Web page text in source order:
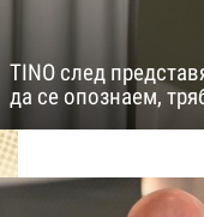
TINO след
да се опознаем,